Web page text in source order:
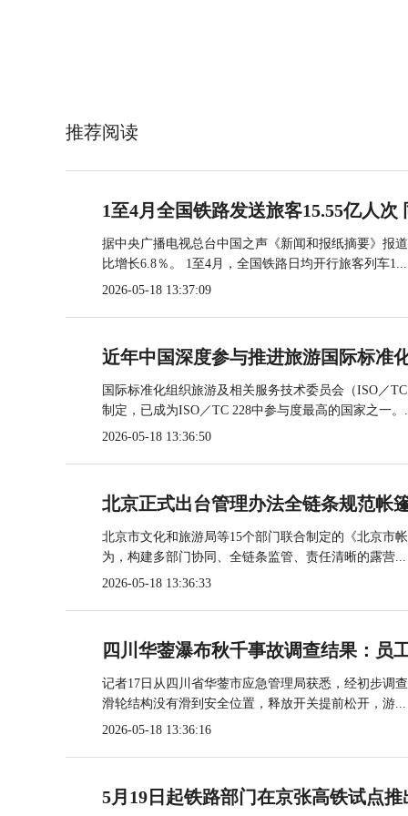
推荐阅读
1至4月全国铁路发送旅客15.55亿人次
据中央广播电视总台中国之声《新闻和报纸摘要》报
比增长6.8％。 1至4月，全国铁路日均开行旅客列车1...
2026-05-18 13:37:09
近年中国深度参与推进旅游国际标准
国际标准化组织旅游及相关服务技术委员会（ISO／
制定，已成为ISO／TC 228中参与度最高的国家之一。
2026-05-18 13:36:50
北京正式出台管理办法全链条规范帐
北京市文化和旅游局等15个部门联合制定的《北京市
为，构建多部门协同、全链条监管、责任清晰的露营...
2026-05-18 13:36:33
四川华蓥瀑布秋千事故调查结果：员
记者17日从四川省华蓥市应急管理局获悉，经初步调
滑轮结构没有滑到安全位置，释放开关提前松开，游...
2026-05-18 13:36:16
5月19日起铁路部门在京张高铁试点